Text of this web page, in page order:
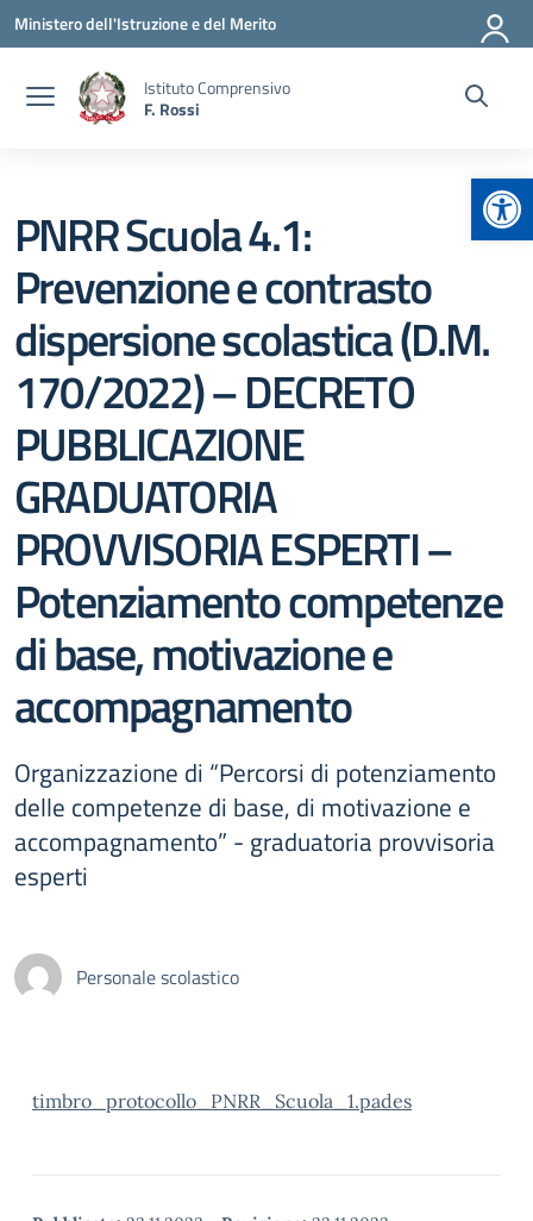
Vai ai contenuti
Vai al menu di navigazione
Vai al footer
Ministero dell'Istruzione e del Merito
Istituto Comprensivo
F. Rossi
PNRR Scuola 4.1:
Prevenzione e contrasto
dispersione scolastica (D.M.
170/2022) – DECRETO
PUBBLICAZIONE
GRADUATORIA
PROVVISORIA ESPERTI –
Potenziamento competenze
di base, motivazione e
accompagnamento
Organizzazione di “Percorsi di potenziamento
delle competenze di base, di motivazione e
accompagnamento” - graduatoria provvisoria
esperti
Personale scolastico
timbro_protocollo_PNRR_Scuola_1.pades